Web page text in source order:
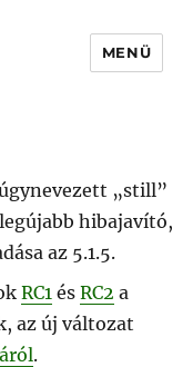
MENÜ
„still”
hibajavító,
az 5.1.5.
RC1 ésRC2 a
az új változat
.